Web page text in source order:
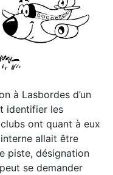
à Lasbordes d’un
identifier les
ont quant à eux
allait être
piste, désignation
se demander